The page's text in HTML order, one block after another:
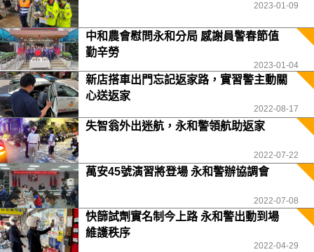
2023-01-09
中和農會慰問永和分局 感謝員警春節值
勤辛勞
2023-01-04
新店搭車出門忘記返家路，實習警主動關
心送返家
2022-08-17
失智翁外出迷航，永和警領航助返家
2022-07-22
萬安45號演習將登場 永和警辦協調會
2022-07-08
快篩試劑實名制今上路 永和警出動到場
維護秩序
2022-04-29